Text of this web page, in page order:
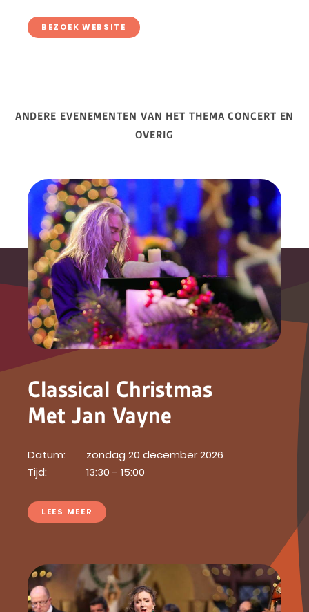
BEZOEK WEBSITE
ANDERE EVENEMENTEN VAN HET THEMA CONCERT EN
OVERIG
Classical Christmas
Met Jan Vayne
Datum:
Tijd:
zondag 20 december 2026
13:30 - 15:00
LEES MEER